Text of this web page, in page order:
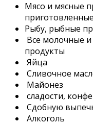
Мясо и мясные
Рыбу, рыбные
Все молочные
продукты
Яйца
Сливочное
Майонез
сладости,
Сдобную
Алкоголь